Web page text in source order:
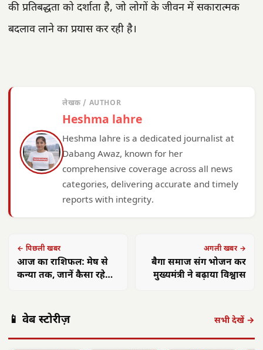
की प्रतिबद्धता को दर्शाता है, जो लोगों के जीवन में सकारात्मक
बदलाव लाने का प्रयास कर रही है।
लेखक / AUTHOR
Heshma lahre
Heshma lahre is a dedicated journalist at
Dabang Awaz, known for her
comprehensive coverage across all news
categories, delivering accurate and timely
reports with integrity.
← पिछली खबर
आज का राशिफल: मेष से
कन्या तक, जानें कैसा रहेगा
अगली खबर →
बैगा समाज संग भोजन कर
मुख्यमंत्री ने बढ़ाया विश्वास
📱 वेब स्टोरीज़ सभी देखें →